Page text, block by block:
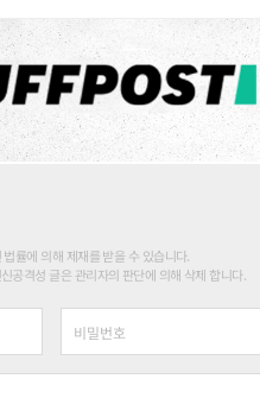
률에 의해 제재를 받을 수 있습니다.
공격성 글은 관리자의 판단에 의해 삭제 합니다.